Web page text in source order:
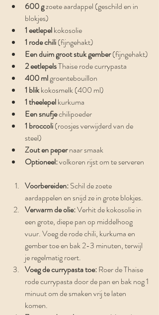
600 g zoete aardappel (geschild en in
blokjes)
1 eetlepel kokosolie
1 rode chili (fijngehakt)
Een duim groot stuk gember (fijngehakt)
2 eetlepels Thaise rode currypasta
400 ml groentebouillon
1 blik kokosmelk (400 ml)
1 theelepel kurkuma
Een snufje chilipoeder
1 broccoli (roosjes verwijderd van de
steel)
Zout en peper naar smaak
Optioneel: volkoren rijst om te serveren
Voorbereiden: Schil de zoete
aardappelen en snijd ze in grote blokjes.
Verwarm de olie: Verhit de kokosolie in
een grote, diepe pan op middelhoog
vuur. Voeg de rode chili, kurkuma en
gember toe en bak 2-3 minuten, terwijl
je regelmatig roert.
Voeg de currypasta toe: Roer de Thaise
rode currypasta door de pan en bak nog 1
minuut om de smaken vrij te laten
komen.